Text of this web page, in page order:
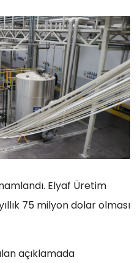
Elyaf Üretim
75 milyon dolar olması
açıklamada